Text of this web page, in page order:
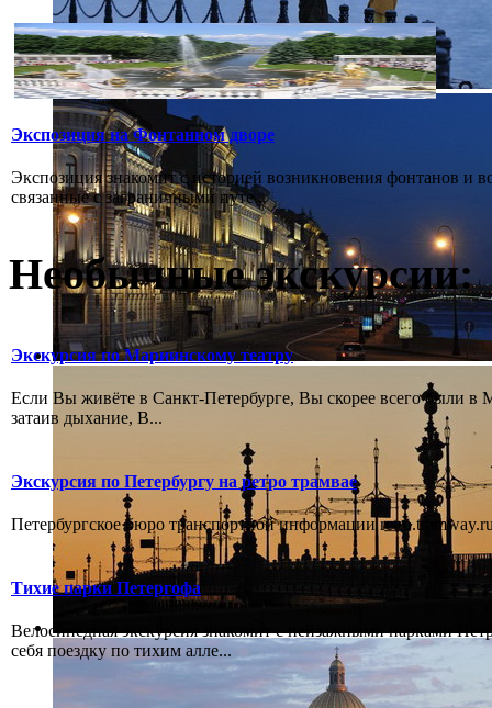
Экспозиция на Фонтанном дворе
Экспозиция знакомит с историей возникновения фонтанов и
связанные с заграничными путе...
Необычные экскурсии:
Экскурсия по Мариинскому театру
Если Вы живёте в Санкт-Петербурге, Вы скорее всего были в
затаив дыхание, В...
Экскурсия по Петербургу на ретро трамвае
Петербургское бюро транспортной информации
Тихие парки Петергофа
Велосипедная экскурсия знакомит с пейзажными парками
себя поездку по тихим алле...